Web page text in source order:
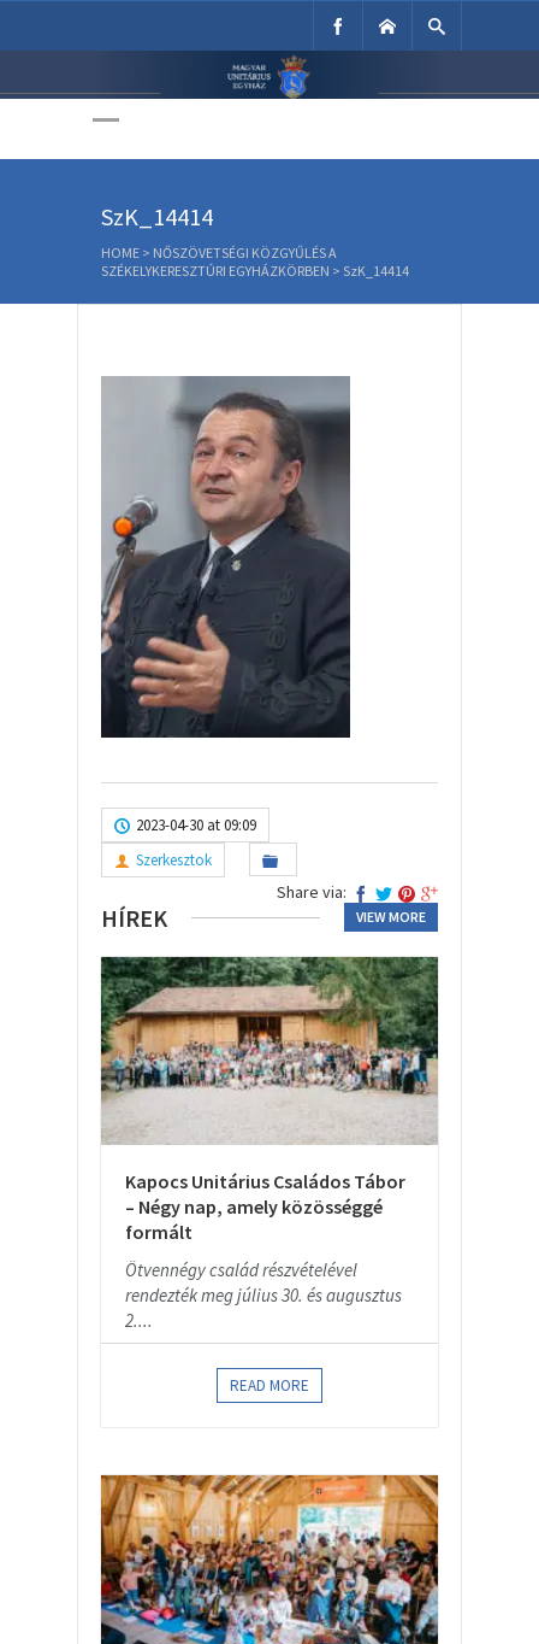
Unitárius Egyház
SzK_14414
HOME > NŐSZÖVETSÉGI KÖZGYŰLÉS A
SZÉKELYKERESZTÚRI EGYHÁZKÖRBEN > SzK_14414
2023-04-30 at 09:09
Szerkesztok
Share via:
HÍREK VIEW MORE
Kapocs Unitárius Családos Tábor
– Négy nap, amely közösséggé
formált
Ötvennégy család részvételével
rendezték meg július 30. és augusztus
2....
READ MORE